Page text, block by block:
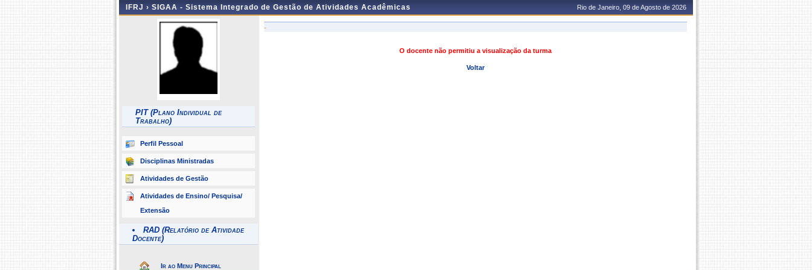
IFRJ › SIGAA - Sistema Integrado de Gestão de Atividades Acadêmicas Rio de Janeiro, 09 de Agosto de 2026
PIT (Plano Individual de
Trabalho)
Perfil Pessoal
Disciplinas Ministradas
Atividades de Gestão
Atividades de Ensino/ Pesquisa/
Extensão
RAD (Relatório de Atividade
Docente)
Ir ao Menu Principal
-
O docente não permitiu a visualização da turma
Voltar